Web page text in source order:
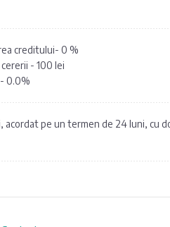
creditului- 0 %
- 100 lei
0.0%
pe un termen de 24 luni, cu